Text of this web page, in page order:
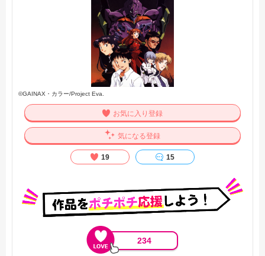
しかし、ヴァイオレットはどこかでギルベルトが生きている
ことを信じ、ただ彼を想う日々を過ごす。
──親愛なるギルベルト少佐。また今日も少佐のことを思い出
してしまいました。
ヴァイオレットの強い願いは、静かに夜の闇に溶けていく。
ギルベルトの母親の月命日に、
ヴァイオレットは彼の代わりを担うかのように花を手向けて
いた。
ある日、彼の兄・ディートフリート大佐と鉢合わせる。
ディートフリートは、ギルベルトのことはもう忘れるべきだ
と訴えるが、
ヴァイオレットはまっすぐ答えるだけだった。「忘れること
は、できません」と。
一方、郵便社の倉庫で一通の宛先不明の手紙が見つか
り……。【公式サイト他参照】
©GAINAX・カラー/Project Eva.
お気に入り登録
気になる登録
19 15
234